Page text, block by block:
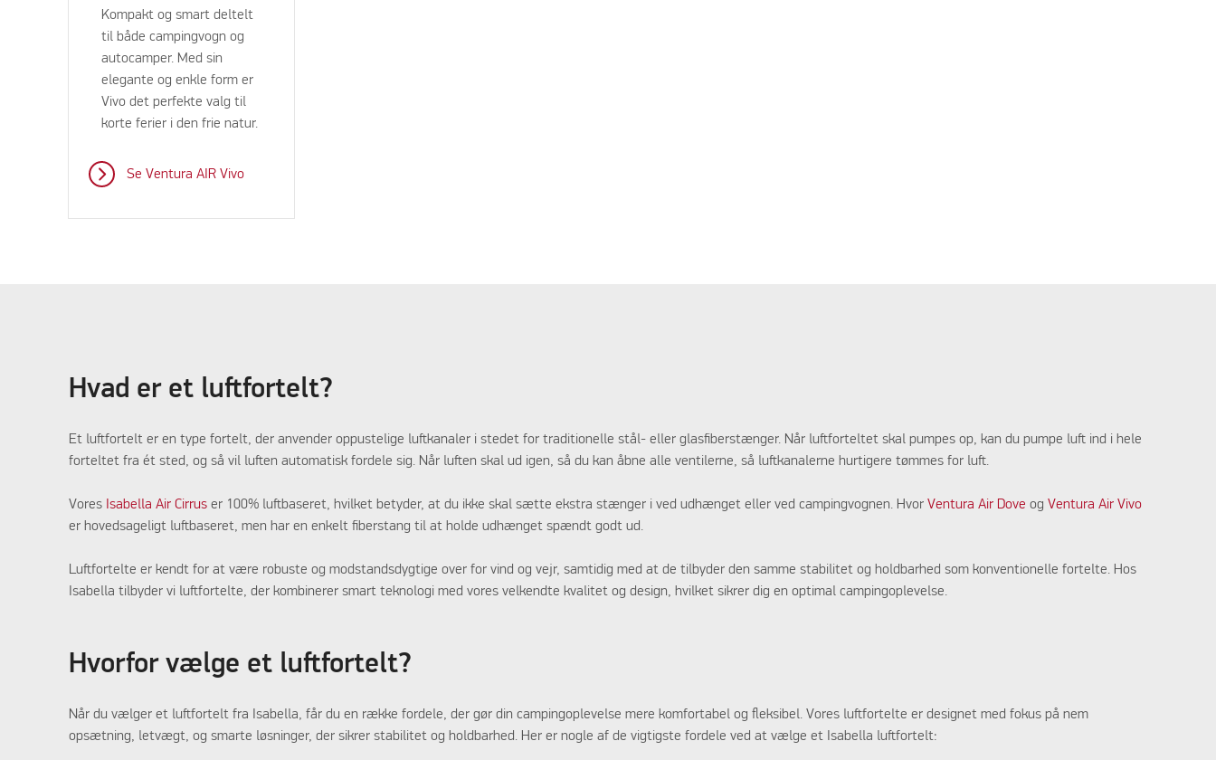
Kompakt og smart deltelt
til både campingvogn og
autocamper. Med sin
elegante og enkle form er
Vivo det perfekte valg til
korte ferier i den frie natur.
Se Ventura AIR Vivo
Hvad er et luftfortelt?
Et luftfortelt er en type fortelt, der anvender oppustelige luftkanaler i stedet for traditionelle stål- eller glasfiberstænger. Når luftforteltet skal pumpes op, kan du pumpe luft ind i hele
forteltet fra ét sted, og så vil luften automatisk fordele sig. Når luften skal ud igen, så du kan åbne alle ventilerne, så luftkanalerne hurtigere tømmes for luft.
Vores Isabella Air Cirrus er 100% luftbaseret, hvilket betyder, at du ikke skal sætte ekstra stænger i ved udhænget eller ved campingvognen. HvorVentura Air Dove ogVentura Air Vivo
er hovedsageligt luftbaseret, men har en enkelt fiberstang til at holde udhænget spændt godt ud.
Luftfortelte er kendt for at være robuste og modstandsdygtige over for vind og vejr, samtidig med at de tilbyder den samme stabilitet og holdbarhed som konventionelle fortelte. Hos
Isabella tilbyder vi luftfortelte, der kombinerer smart teknologi med vores velkendte kvalitet og design, hvilket sikrer dig en optimal campingoplevelse.
Hvorfor vælge et luftfortelt?
Når du vælger et luftfortelt fra Isabella, får du en række fordele, der gør din campingoplevelse mere komfortabel og fleksibel. Vores luftfortelte er designet med fokus på nem
opsætning, letvægt, og smarte løsninger, der sikrer stabilitet og holdbarhed. Her er nogle af de vigtigste fordele ved at vælge et Isabella luftfortelt: